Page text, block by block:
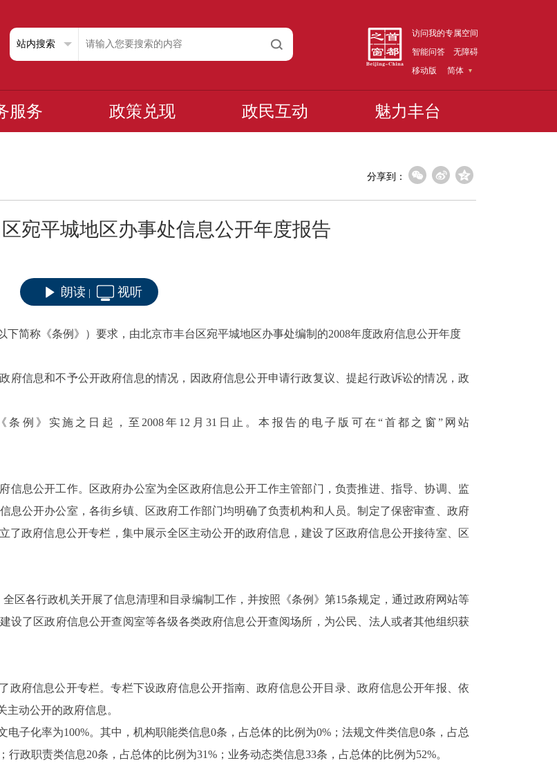
访问我的专属空间
智能问答
无障碍
移动版
简体
服务 政策兑现 政民互动 魅力丰台
分享到：
宛平城地区办事处信息公开年度报告
朗读 视听
简称《条例》）要求，由北京市丰台区宛平城地区办事处编制的2008年度政府信息公开年度
府信息和不予公开政府信息的情况，因政府信息公开申请行政复议、提起行政诉讼的情况，政
例》实施之日起，至2008年12月31日止。本报告的电子版可在“首都之窗”网站
信息公开工作。区政府办公室为全区政府信息公开工作主管部门，负责推进、指导、协调、监
公开办公室，各街乡镇、区政府工作部门均明确了负责机构和人员。制定了保密审查、政府
了政府信息公开专栏，集中展示全区主动公开的政府信息，建设了区政府信息公开接待室、区
区各行政机关开展了信息清理和目录编制工作，并按照《条例》第15条规定，通过政府网站等
设了区政府信息公开查阅室等各级各类政府信息公开查阅场所，为公民、法人或者其他组织获
政府信息公开专栏。专栏下设政府信息公开指南、政府信息公开目录、政府信息公开年报、依
动公开的政府信息。
子化率为100%。其中，机构职能类信息0条，占总体的比例为0%；法规文件类信息0条，占总
政职责类信息20条，占总体的比例为31%；业务动态类信息33条，占总体的比例为52%。